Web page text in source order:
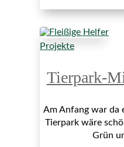
Projekte
Tierpark-
Am Anfang war da
Tierpark wäre
Grün